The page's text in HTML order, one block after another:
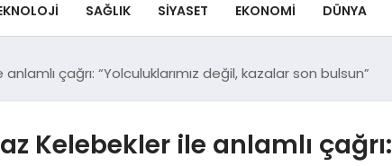
SAĞLIK SIYASET EKONOMI DÜNYA
çağrı: “Yolculuklarımız değil, kazalar son bulsun”
Kelebekler ile anlamlı çağrı: